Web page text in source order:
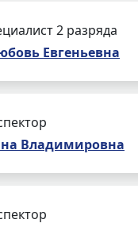
2 разряда
Евгеньевна
Владимировна